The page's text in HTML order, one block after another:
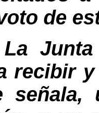
de
La
recibir
señala,